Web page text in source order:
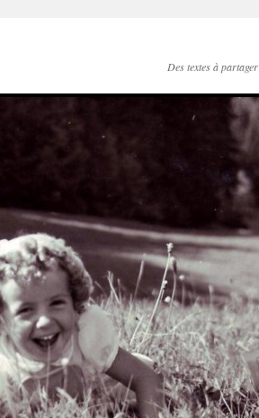
Des textes à partager